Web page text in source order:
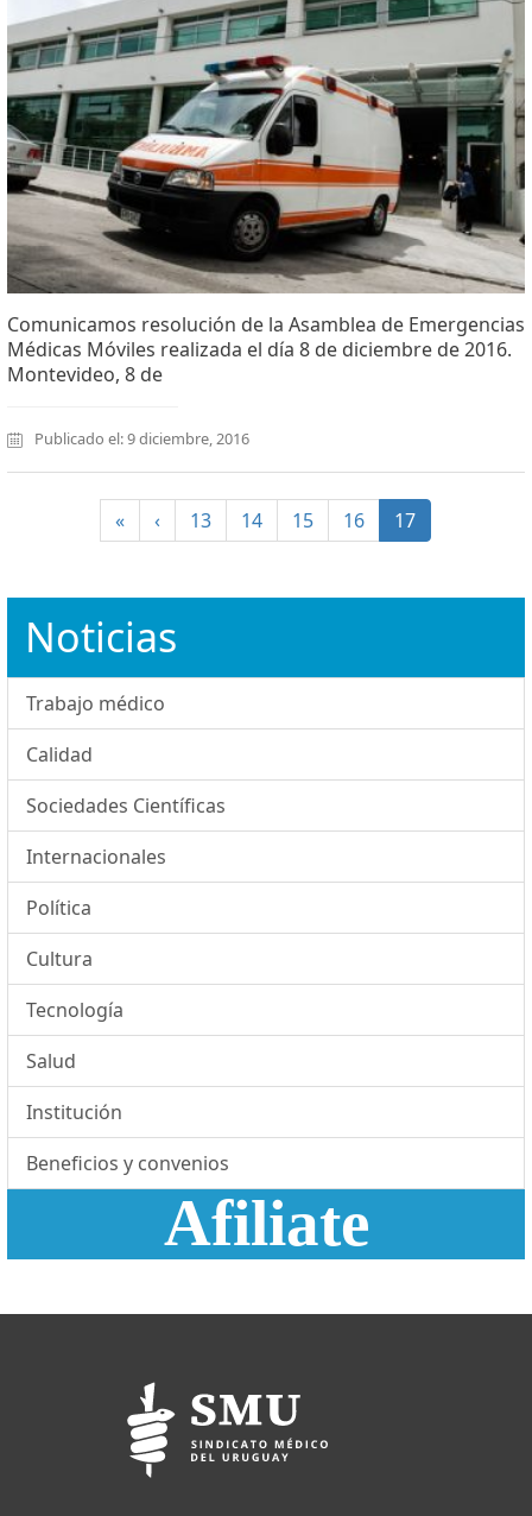
Comunicamos resolución de la Asamblea de Emergencias
Médicas Móviles realizada el día 8 de diciembre de 2016.
Montevideo, 8 de
Publicado el: 9 diciembre, 2016
« ‹ 13 14 15 16 17(current)
Noticias
Trabajo médico
Calidad
Sociedades Científicas
Internacionales
Política
Cultura
Tecnología
Salud
Institución
Beneficios y convenios
Afiliate